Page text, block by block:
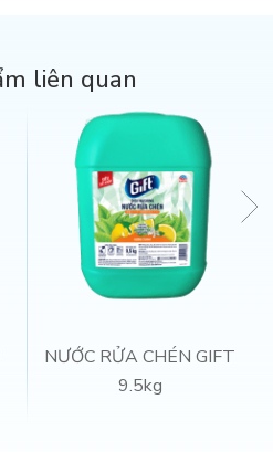
liên quan
NƯỚC RỬA CHÉN GIFT
9.5kg